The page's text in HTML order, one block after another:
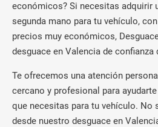
económicos? Si necesitas adquirir
segunda mano para tu vehículo,
precios muy económicos,
desguace en Valencia de confianza
Te ofrecemos una atención
cercano y profesional para
que necesitas para tu vehículo. No
desde nuestro desguace en